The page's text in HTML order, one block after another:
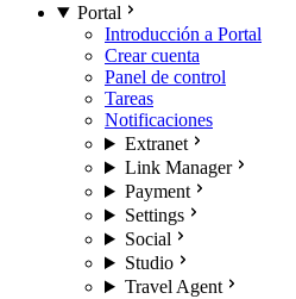
Portal
Introducción a Portal
Crear cuenta
Panel de control
Tareas
Notificaciones
Extranet
Link Manager
Payment
Settings
Social
Studio
Travel Agent